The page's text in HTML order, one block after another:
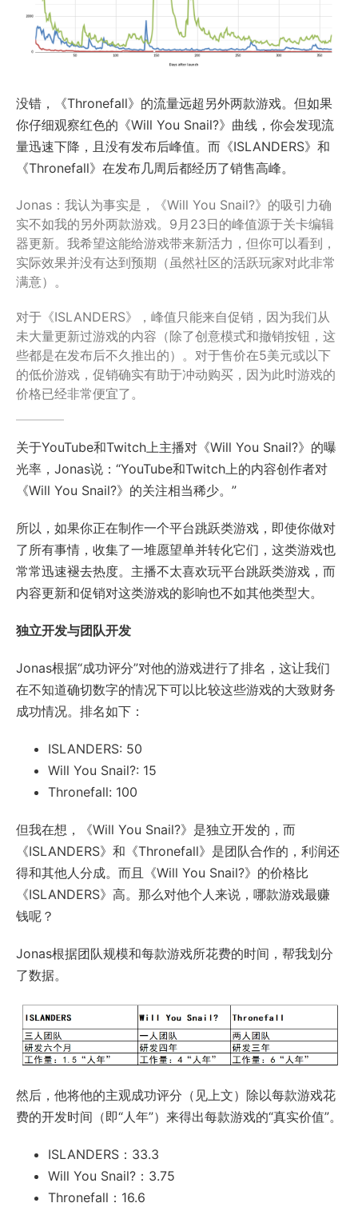
没错，《Thronefall》的流量远超另外两款游戏。但如果
你仔细观察红色的《Will You Snail?》曲线，你会发现流
量迅速下降，且没有发布后峰值。而《ISLANDERS》和
《Thronefall》在发布几周后都经历了销售高峰。
Jonas：我认为事实是，《Will You Snail?》的吸引力确
实不如我的另外两款游戏。9月23日的峰值源于关卡编辑
器更新。我希望这能给游戏带来新活力，但你可以看到，
实际效果并没有达到预期（虽然社区的活跃玩家对此非常
满意）。
对于《ISLANDERS》，峰值只能来自促销，因为我们从
未大量更新过游戏的内容（除了创意模式和撤销按钮，这
些都是在发布后不久推出的）。对于售价在5美元或以下
的低价游戏，促销确实有助于冲动购买，因为此时游戏的
价格已经非常便宜了。
关于YouTube和Twitch上主播对《Will You Snail?》的曝
光率，Jonas说：“YouTube和Twitch上的内容创作者对
《Will You Snail?》的关注相当稀少。”
所以，如果你正在制作一个平台跳跃类游戏，即使你做对
了所有事情，收集了一堆愿望单并转化它们，这类游戏也
常常迅速褪去热度。主播不太喜欢玩平台跳跃类游戏，而
内容更新和促销对这类游戏的影响也不如其他类型大。
独立开发与团队开发
Jonas根据“成功评分”对他的游戏进行了排名，这让我们
在不知道确切数字的情况下可以比较这些游戏的大致财务
成功情况。排名如下：
ISLANDERS: 50
Will You Snail?: 15
Thronefall: 100
但我在想，《Will You Snail?》是独立开发的，而
《ISLANDERS》和《Thronefall》是团队合作的，利润还
得和其他人分成。而且《Will You Snail?》的价格比
《ISLANDERS》高。那么对他个人来说，哪款游戏最赚
钱呢？
Jonas根据团队规模和每款游戏所花费的时间，帮我划分
了数据。
然后，他将他的主观成功评分（见上文）除以每款游戏花
费的开发时间（即“人年”）来得出每款游戏的“真实价值”。
ISLANDERS：33.3
Will You Snail?：3.75
Thronefall：16.6